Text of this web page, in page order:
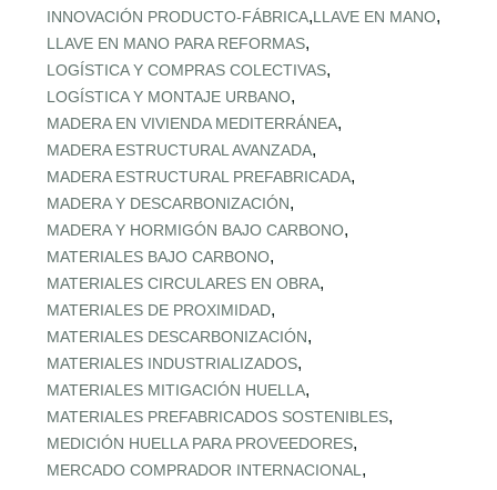
INNOVACIÓN PRODUCTO-FÁBRICA,LLAVE EN MANO,
LLAVE EN MANO PARA REFORMAS,
LOGÍSTICA Y COMPRAS COLECTIVAS,
LOGÍSTICA Y MONTAJE URBANO,
MADERA EN VIVIENDA MEDITERRÁNEA,
MADERA ESTRUCTURAL AVANZADA,
MADERA ESTRUCTURAL PREFABRICADA,
MADERA Y DESCARBONIZACIÓN,
MADERA Y HORMIGÓN BAJO CARBONO,
MATERIALES BAJO CARBONO,
MATERIALES CIRCULARES EN OBRA,
MATERIALES DE PROXIMIDAD,
MATERIALES DESCARBONIZACIÓN,
MATERIALES INDUSTRIALIZADOS,
MATERIALES MITIGACIÓN HUELLA,
MATERIALES PREFABRICADOS SOSTENIBLES,
MEDICIÓN HUELLA PARA PROVEEDORES,
MERCADO COMPRADOR INTERNACIONAL ,